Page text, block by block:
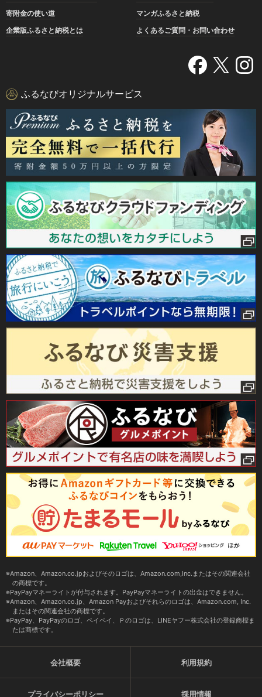
寄附金の使い道
マンガふるさと納税
企業版ふるさと納税とは
よくあるご質問・お問い合わせ
ふるなびオリジナルサービス
Amazon、Amazon.co.jpおよびそのロゴは、Amazon.com,Inc.またはその関連会社
の商標です。
PayPayマネーライトが付与されます。PayPayマネーライトの出金はできません。
Amazon、Amazon.co.jp、Amazon Payおよびそれらのロゴは、Amazon.com, Inc.
またはその関連会社の商標です。
PayPay、PayPayのロゴ、ペイペイ、Ｐのロゴは、LINEヤフー株式会社の登録商標ま
たは商標です。
会社概要 利用規約
プライバシーポリシー 採用情報